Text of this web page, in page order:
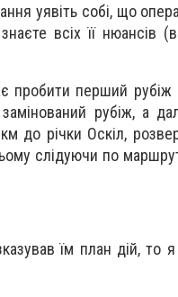
уявіть собі, що
всіх її нюансів
пробити перший рубіж
рубіж, а
до річки Оскіл,
слідуючи по
їм план дій, то я